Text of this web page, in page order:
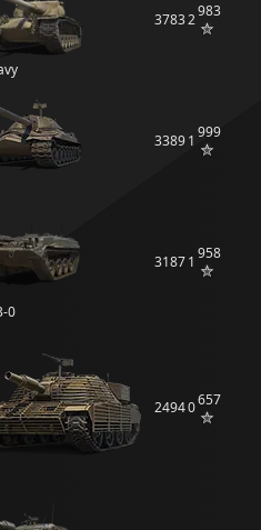
37832983
33891 999
0
31871 958
24940657